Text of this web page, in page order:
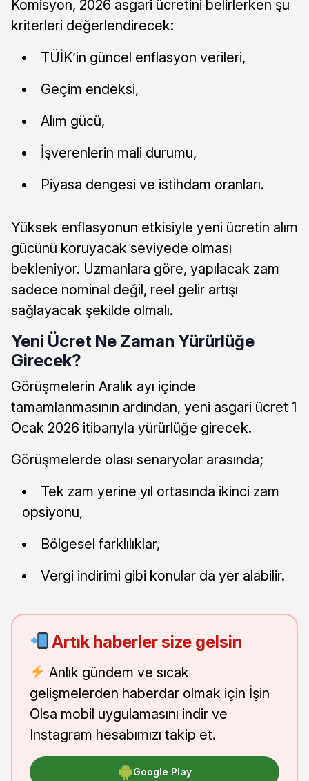
Komisyon, 2026 asgari ücretini belirlerken şu
kriterleri değerlendirecek:
TÜİK’in güncel enflasyon verileri,
Geçim endeksi,
Alım gücü,
İşverenlerin mali durumu,
Piyasa dengesi ve istihdam oranları.
Yüksek enflasyonun etkisiyle yeni ücretin alım
gücünü koruyacak seviyede olması
bekleniyor. Uzmanlara göre, yapılacak zam
sadece nominal değil, reel gelir artışı
sağlayacak şekilde olmalı.
Yeni Ücret Ne Zaman Yürürlüğe
Girecek?
Görüşmelerin Aralık ayı içinde
tamamlanmasının ardından, yeni asgari ücret 1
Ocak 2026 itibarıyla yürürlüğe girecek.
Görüşmelerde olası senaryolar arasında;
Tek zam yerine yıl ortasında ikinci zam
opsiyonu,
Bölgesel farklılıklar,
Vergi indirimi gibi konular da yer alabilir.
Artık haberler size gelsin
Anlık gündem ve sıcak
gelişmelerden haberdar olmak için İşin
Olsa mobil uygulamasını indir ve
Instagram hesabımızı takip et.
Google Play